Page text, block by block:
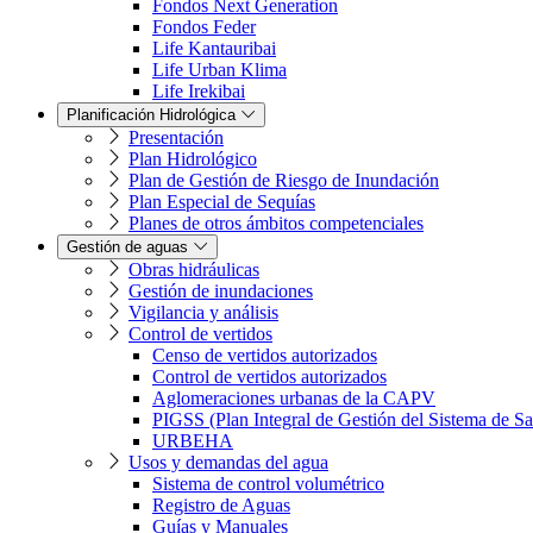
Fondos Next Generation
Fondos Feder
Life Kantauribai
Life Urban Klima
Life Irekibai
Planificación Hidrológica
Presentación
Plan Hidrológico
Plan de Gestión de Riesgo de Inundación
Plan Especial de Sequías
Planes de otros ámbitos competenciales
Gestión de aguas
Obras hidráulicas
Gestión de inundaciones
Vigilancia y análisis
Control de vertidos
Censo de vertidos autorizados
Control de vertidos autorizados
Aglomeraciones urbanas de la CAPV
PIGSS (Plan Integral de Gestión del Sistema de
URBEHA
Usos y demandas del agua
Sistema de control volumétrico
Registro de Aguas
Guías y Manuales